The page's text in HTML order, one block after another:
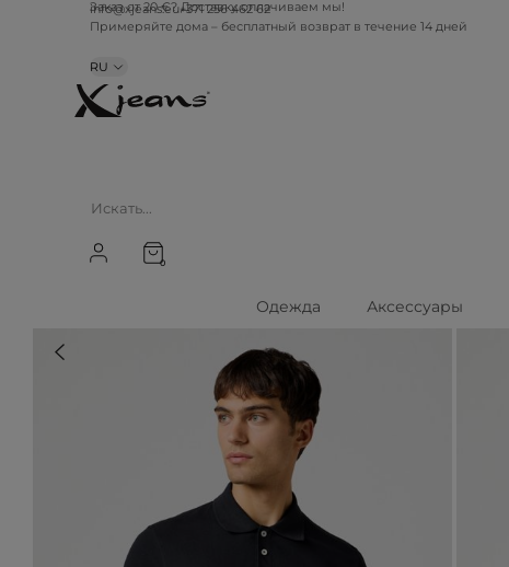
info@xjeans.eu+371 256 462 62
Заказ от 20 €? Доставку оплачиваем мы!
RU
0
Одежда Аксессуары